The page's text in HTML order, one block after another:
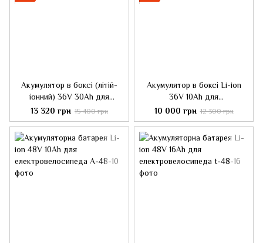
Акумулятор в боксі (літій-
іонний) 36V 30Ah для
електровелосипеда
13 320 грн 15 400 грн
Акумулятор в боксі Li-ion
36V 10Ah для
електровелосипеда
10 000 грн 12 300 грн